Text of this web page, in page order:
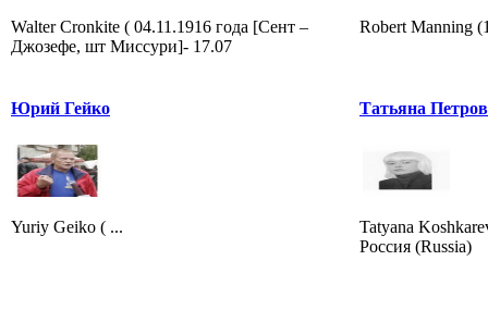
Walter Cronkite ( 04.11.1916 года [Сент –
Джозефе, шт Миссури]- 17.07
Robert Manning
Юрий Гейко
Yuriy Geiko ( ...
Татьяна
Tatyana
Россия (Russia)